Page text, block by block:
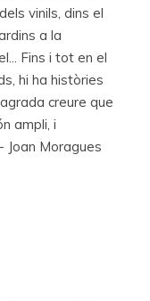
vinils, dins el
a la
Fins i tot en el
hi ha històries
creure que
ampli, i
Joan Moragues